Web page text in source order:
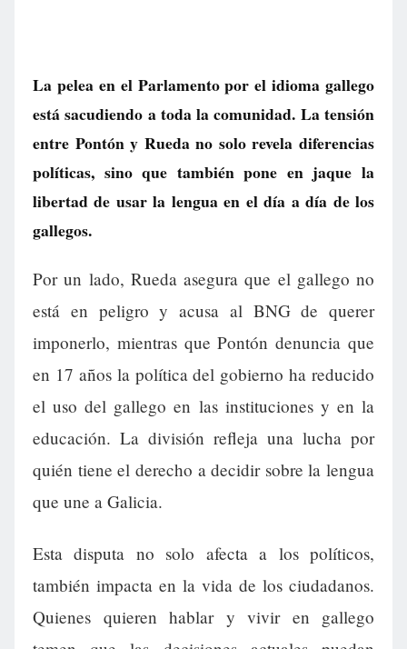
La pelea en el Parlamento por el idioma gallego
está sacudiendo a toda la comunidad. La tensión
entre Pontón y Rueda no solo revela diferencias
políticas, sino que también pone en jaque la
libertad de usar la lengua en el día a día de los
gallegos.
Por un lado, Rueda asegura que el gallego no
está en peligro y acusa al BNG de querer
imponerlo, mientras que Pontón denuncia que
en 17 años la política del gobierno ha reducido
el uso del gallego en las instituciones y en la
educación. La división refleja una lucha por
quién tiene el derecho a decidir sobre la lengua
que une a Galicia.
Esta disputa no solo afecta a los políticos,
también impacta en la vida de los ciudadanos.
Quienes quieren hablar y vivir en gallego